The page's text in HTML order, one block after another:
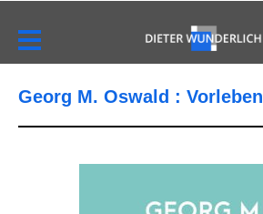
Georg M. Oswald : Vorleben